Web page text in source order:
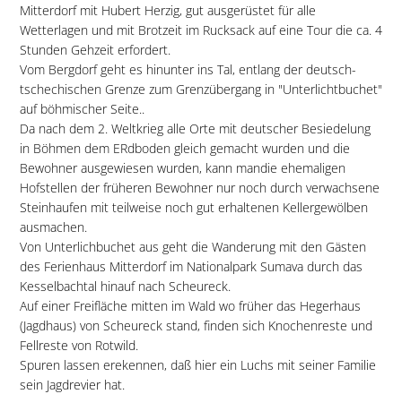
Mitterdorf mit Hubert Herzig, gut ausgerüstet für alle
Wetterlagen und mit Brotzeit im Rucksack auf eine Tour die ca. 4
Stunden Gehzeit erfordert.
Vom Bergdorf geht es hinunter ins Tal, entlang der deutsch-
tschechischen Grenze zum Grenzübergang in "Unterlichtbuchet"
auf böhmischer Seite..
Da nach dem 2. Weltkrieg alle Orte mit deutscher Besiedelung
in Böhmen dem ERdboden gleich gemacht wurden und die
Bewohner ausgewiesen wurden, kann mandie ehemaligen
Hofstellen der früheren Bewohner nur noch durch verwachsene
Steinhaufen mit teilweise noch gut erhaltenen Kellergewölben
ausmachen.
Von Unterlichbuchet aus geht die Wanderung mit den Gästen
des Ferienhaus Mitterdorf im Nationalpark Sumava durch das
Kesselbachtal hinauf nach Scheureck.
Auf einer Freifläche mitten im Wald wo früher das Hegerhaus
(Jagdhaus) von Scheureck stand, finden sich Knochenreste und
Fellreste von Rotwild.
Spuren lassen erekennen, daß hier ein Luchs mit seiner Familie
sein Jagdrevier hat.